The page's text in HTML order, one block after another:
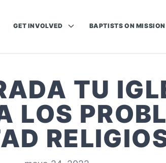
GET INVOLVED BAPTISTS ON MISSION
TU
LOS